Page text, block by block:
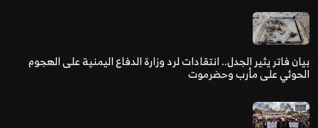
بيان فاتر يثير الجدل.. انتقادات لرد وزارة الدفاع اليمنية على الهجوم
الحوثي على مأرب وحضرموت